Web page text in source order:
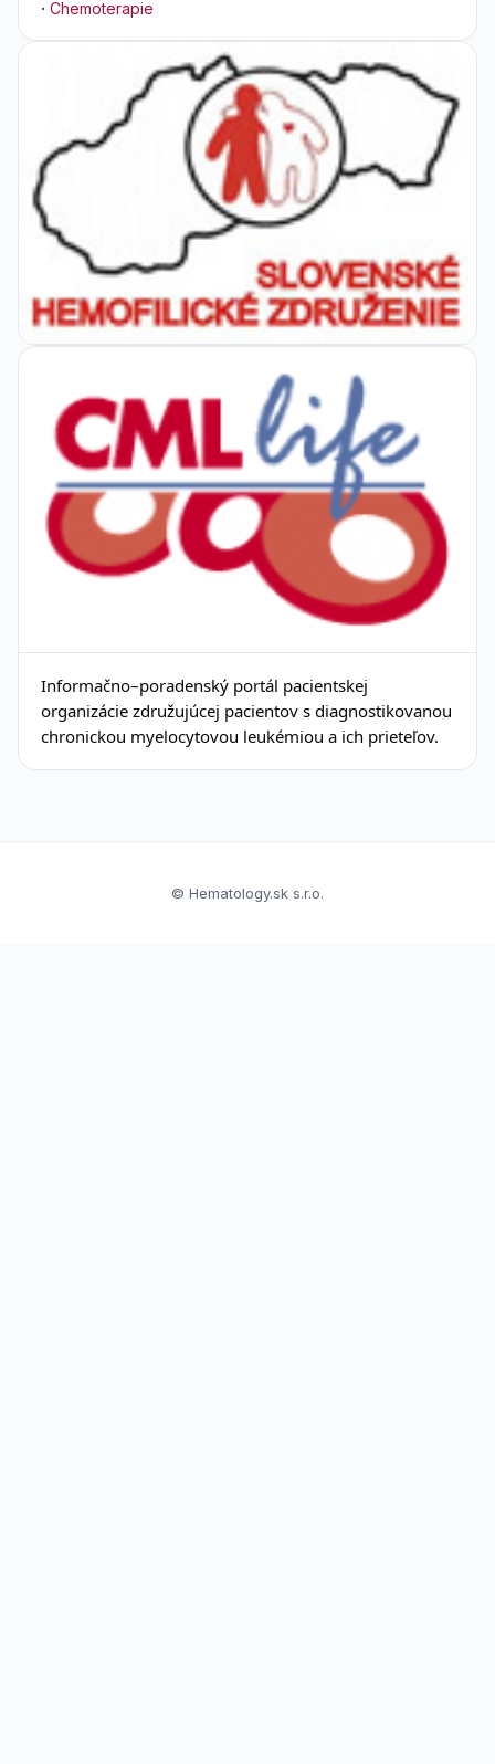
· Chemoterapie
Informačno–poradenský portál pacientskej
organizácie združujúcej pacientov s diagnostikovanou
chronickou myelocytovou leukémiou a ich prieteľov.
© Hematology.sk s.r.o.